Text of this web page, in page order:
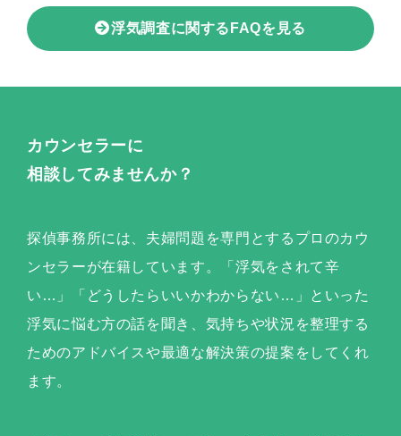
浮気調査に関するFAQを見る
カウンセラーに
相談してみませんか？
探偵事務所には、夫婦問題を専門とするプロのカウ
ンセラーが在籍しています。「浮気をされて辛
い…」「どうしたらいいかわからない…」といった
浮気に悩む方の話を聞き、気持ちや状況を整理する
ためのアドバイスや最適な解決策の提案をしてくれ
ます。